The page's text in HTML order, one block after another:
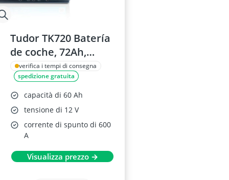
Tudor TK720 Batería
de coche, 72Ah,
760A, AGM
verifica i tempi di consegna
spedizione gratuita
capacità di 60 Ah
tensione di 12 V
corrente di spunto di 600
A
Visualizza prezzo →